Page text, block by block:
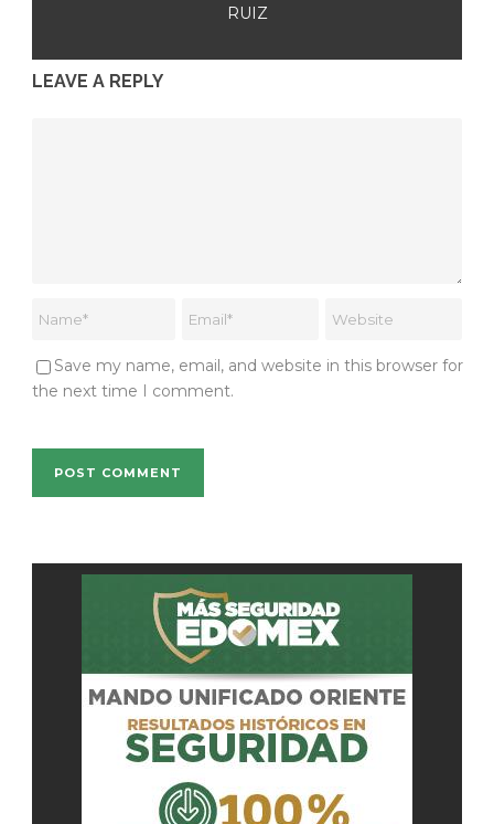
RUIZ
LEAVE A REPLY
Save my name, email, and website in this browser for
the next time I comment.